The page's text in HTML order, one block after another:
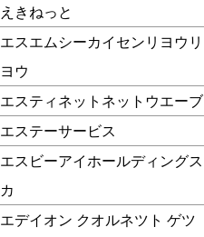
えきねっと
エスエムシーカイセンリヨウリ
ヨウ
エスティネットネットウエーブ
エステーサービス
エスビーアイホールディングス
カ
エデイオン クオルネツト ゲツ